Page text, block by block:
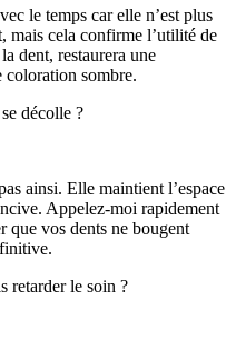
le temps car elle n’est plus
mais cela confirme l’utilité de
dent, restaurera une
coloration sombre.
décolle ?
ainsi. Elle maintient l’espace
Appelez-moi rapidement
que vos dents ne bougent
retarder le soin ?